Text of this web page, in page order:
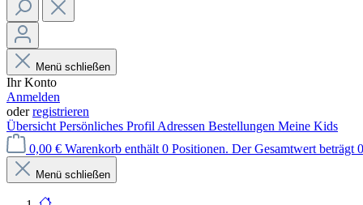
Menü schließen
Ihr Konto
Anmelden
oderregistrieren
Übersicht Persönliches Profil Adressen Bestellungen Meine Kids
0,00 € Warenkorb enthält 0 Positionen. Der Gesamtwert beträgt
Menü schließen